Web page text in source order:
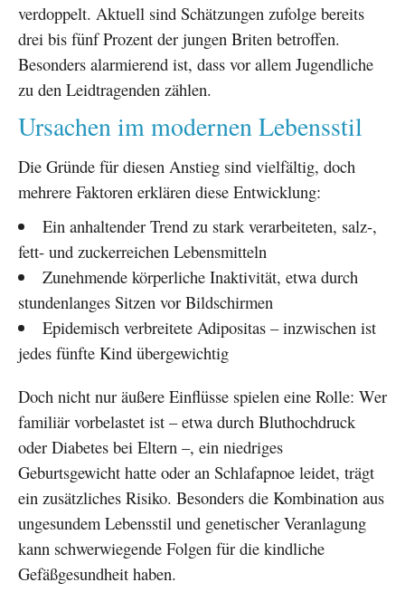
verdoppelt. Aktuell sind Schätzungen zufolge bereits
drei bis fünf Prozent der jungen Briten betroffen.
Besonders alarmierend ist, dass vor allem Jugendliche
zu den Leidtragenden zählen.
Ursachen im modernen Lebensstil
Die Gründe für diesen Anstieg sind vielfältig, doch
mehrere Faktoren erklären diese Entwicklung:
Ein anhaltender Trend zu stark verarbeiteten, salz-,
fett- und zuckerreichen Lebensmitteln
Zunehmende körperliche Inaktivität, etwa durch
stundenlanges Sitzen vor Bildschirmen
Epidemisch verbreitete Adipositas – inzwischen ist
jedes fünfte Kind übergewichtig
Doch nicht nur äußere Einflüsse spielen eine Rolle: Wer
familiär vorbelastet ist – etwa durch Bluthochdruck
oder Diabetes bei Eltern –, ein niedriges
Geburtsgewicht hatte oder an Schlafapnoe leidet, trägt
ein zusätzliches Risiko. Besonders die Kombination aus
ungesundem Lebensstil und genetischer Veranlagung
kann schwerwiegende Folgen für die kindliche
Gefäßgesundheit haben.